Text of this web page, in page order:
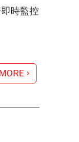
時監控
MORE